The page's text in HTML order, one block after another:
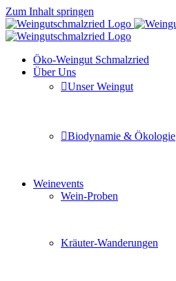
Zum Inhalt springen
Öko-Weingut Schmalzried
Über Uns
Unser Weingut
Biodynamie & Ökologie
Weinevents
Wein-Proben
Kräuter-Wanderungen